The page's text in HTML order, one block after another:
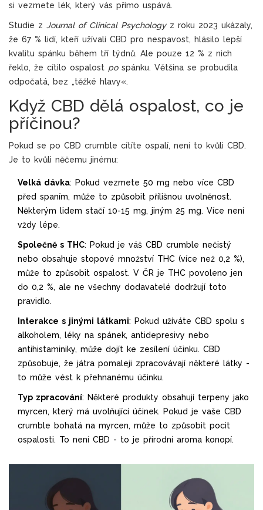
si vezmete lék, který vás přímo uspává.
Studie z Journal of Clinical Psychologyz roku 2023 ukázaly,
že 67 % lidí, kteří užívali CBD pro nespavost, hlásilo lepší
kvalitu spánku během tří týdnů. Ale pouze 12 % z nich
řeklo, že cítilo ospalost pospánku. Většina se probudila
odpočatá, bez „těžké hlavy«.
Když CBD dělá ospalost, co je
příčinou?
Pokud se po CBD crumble cítíte ospalí, není to kvůli CBD.
Je to kvůli něčemu jinému:
Velká dávka: Pokud vezmete 50 mg nebo více CBD
před spaním, může to způsobit přílišnou uvolněnost.
Některým lidem stačí 10-15 mg, jiným 25 mg. Více není
vždy lépe.
Společně s THC: Pokud je váš CBD crumble nečistý
nebo obsahuje stopové množství THC (více než 0,2 %),
může to způsobit ospalost. V ČR je THC povoleno jen
do 0,2 %, ale ne všechny dodavatelé dodržují toto
pravidlo.
Interakce s jinými látkami: Pokud užíváte CBD spolu s
alkoholem, léky na spánek, antidepresivy nebo
antihistaminiky, může dojít ke zesílení účinku. CBD
způsobuje, že játra pomaleji zpracovávají některé látky -
to může vést k přehnanému účinku.
Typ zpracování: Některé produkty obsahují terpeny jako
myrcen, který má uvolňující účinek. Pokud je vaše CBD
crumble bohatá na myrcen, může to způsobit pocit
ospalosti. To není CBD - to je přírodní aroma konopí.